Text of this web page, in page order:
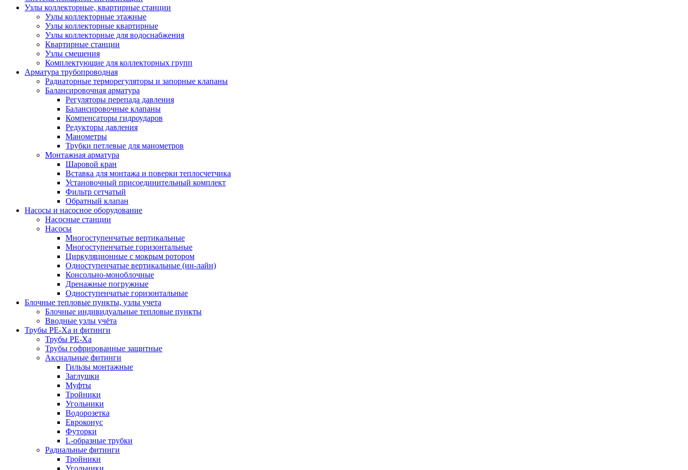
Узлы коллекторные, квартирные станции
Узлы коллекторные этажные
Узлы коллекторные квартирные
Узлы коллекторные для водоснабжения
Квартирные станции
Узлы смешения
Комплектующие для коллекторных групп
Арматура трубопроводная
Радиаторные терморегуляторы и запорные клапаны
Балансировочная арматура
Регуляторы перепада давления
Балансировочные клапаны
Компенсаторы гидроударов
Редукторы давления
Манометры
Трубки петлевые для манометров
Монтажная арматура
Шаровой кран
Вставка для монтажа и поверки теплосчетчика
Установочный присоединительный комплект
Фильтр сетчатый
Обратный клапан
Насосы и насосное оборудование
Насосные станции
Насосы
Многоступенчатые вертикальные
Многоступенчатые горизонтальные
Циркуляционные с мокрым ротором
Одноступенчатые вертикальные (ин-лайн)
Консольно-моноблочные
Дренажные погружные
Одноступенчатые горизонтальные
Блочные тепловые пункты, узлы учета
Блочные индивидуальные тепловые пункты
Вводные узлы учёта
Трубы РЕ-Ха и фитинги
Трубы РЕ-Ха
Трубы гофрированные защитные
Аксиальные фитинги
Гильзы монтажные
Заглушки
Муфты
Тройники
Угольники
Водорозетка
Евроконус
Футорки
L-образные трубки
Радиальные фитинги
Тройники
Угольники